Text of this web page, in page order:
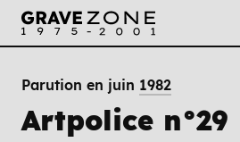
Parution en juin 1982
Artpolice n°29